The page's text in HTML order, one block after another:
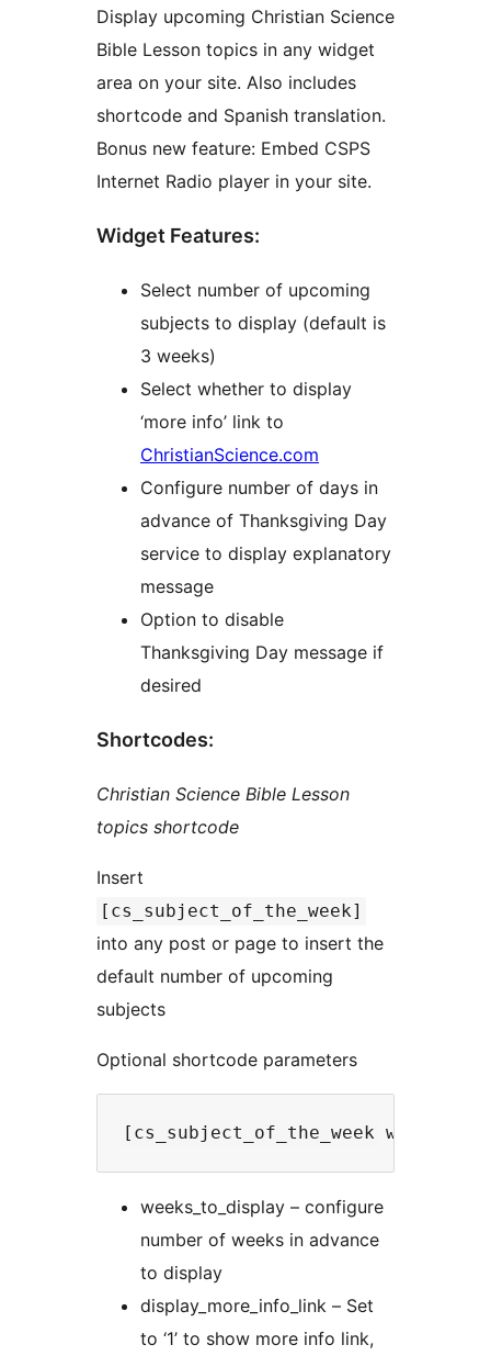
Display upcoming Christian Science
Bible Lesson topics in any widget
area on your site. Also includes
shortcode and Spanish translation.
Bonus new feature: Embed CSPS
Internet Radio player in your site.
Widget Features:
Select number of upcoming
subjects to display (default is
3 weeks)
Select whether to display
‘more info’ link to
ChristianScience.com
Configure number of days in
advance of Thanksgiving Day
service to display explanatory
message
Option to disable
Thanksgiving Day message if
desired
Shortcodes:
Christian Science Bible Lesson
topics shortcode
Insert
[cs_subject_of_the_week]
into any post or page to insert the
default number of upcoming
subjects
Optional shortcode parameters
weeks_to_display – configure
number of weeks in advance
to display
display_more_info_link – Set
to ‘1’ to show more info link,